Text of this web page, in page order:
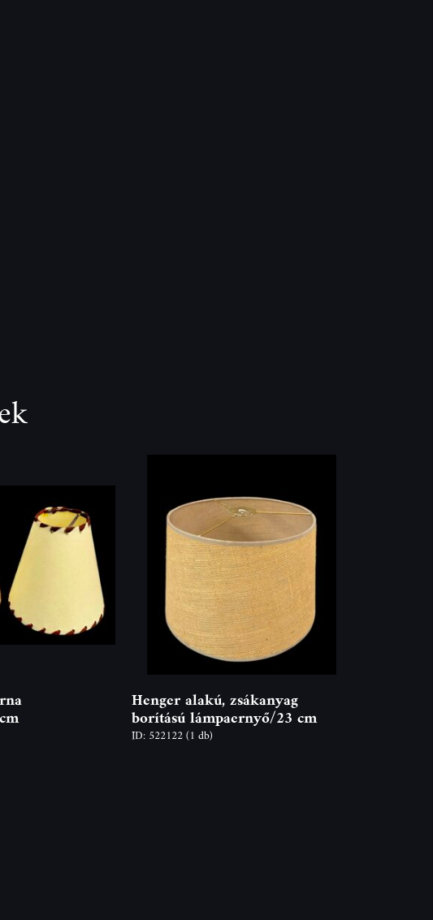
Henger alakú, zsákanyag
borítású lámpaernyő/23 cm
ID: 522122(1 db)